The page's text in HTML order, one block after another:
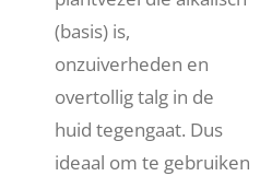
(basis) is,
onzuiverheden en
overtollig talg in de
huid tegengaat. Dus
ideaal om te gebruiken